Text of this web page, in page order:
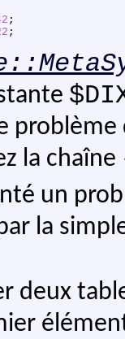
;
;
la chaîne
un
la
deux